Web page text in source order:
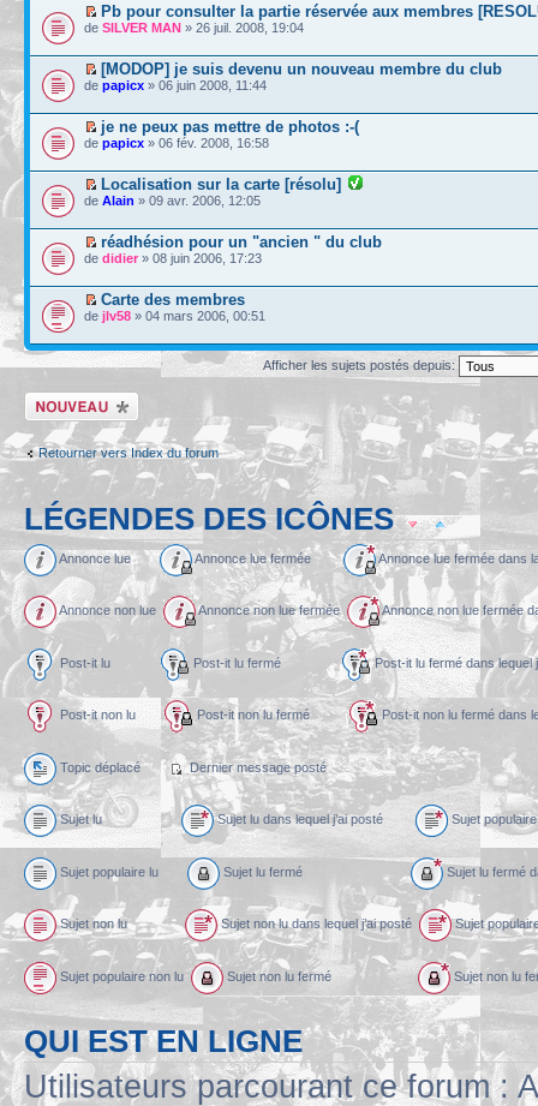
Pb pour consulter la partie réservée aux membres
de SILVER MAN » 26 juil. 2008, 19:04
[MODOP] je suis devenu un nouveau membre du club
de papicx » 06 juin 2008, 11:44
je ne peux pas mettre de photos :-(
de papicx » 06 fév. 2008, 16:58
Localisation sur la carte [résolu]
de Alain » 09 avr. 2006, 12:05
réadhésion pour un "ancien " du club
de didier » 08 juin 2006, 17:23
Carte des membres
de jlv58 » 04 mars 2006, 00:51
Afficher les sujets postés depuis:
Écrire un nouveau
sujet
Retourner vers Index du forum
LÉGENDES DES ICÔNES
Annonce lue Annonce lue fermée Annonce lue fermée
Annonce non lue Annonce non lue fermée Annonce non lue fermée
Post-it lu Post-it lu fermé Post-it lu fermé dans
Post-it non lu Post-it non lu fermé Post-it non lu fermé
Topic déplacé Dernier message posté
Sujet lu Sujet lu dans lequel j’ai posté Sujet
Sujet populaire lu Sujet lu fermé Sujet lu fermé
Sujet non lu Sujet non lu dans lequel j’ai posté Sujet
Sujet populaire non lu Sujet non lu fermé Sujet non lu
QUI EST EN LIGNE
Utilisateurs parcourant ce forum :